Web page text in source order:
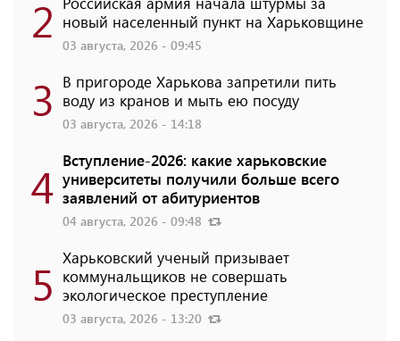
2 новый населенный пункт на Харьковщине
03 августа, 2026 - 09:45
3 В пригороде Харькова запретили пить
воду из кранов и мыть ею посуду
03 августа, 2026 - 14:18
4 Вступление-2026: какие харьковские
университеты получили больше всего
заявлений от абитуриентов
04 августа, 2026 - 09:48
5 Харьковский ученый призывает
коммунальщиков не совершать
экологическое преступление
03 августа, 2026 - 13:20